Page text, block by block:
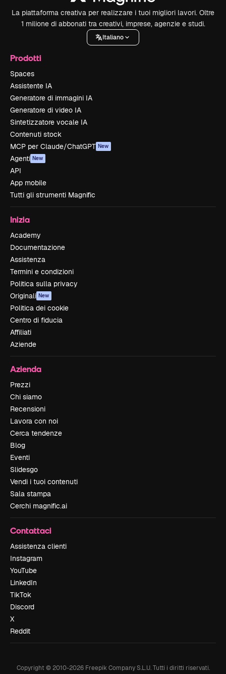
La piattaforma creativa per realizzare i tuoi migliori lavori. Oltre
1 milione di abbonati tra creativi, imprese, agenzie e studi.
Italiano
Prodotti
Spaces
Assistente IA
Generatore di immagini IA
Generatore di video IA
Sintetizzatore vocale IA
Contenuti stock
MCP per Claude/ChatGPT New
Agenti New
API
App mobile
Tutti gli strumenti Magnific
Inizia
Academy
Documentazione
Assistenza
Termini e condizioni
Politica sulla privacy
Originali New
Politica dei cookie
Centro di fiducia
Affiliati
Aziende
Azienda
Prezzi
Chi siamo
Recensioni
Lavora con noi
Cerca tendenze
Blog
Eventi
Slidesgo
Vendi i tuoi contenuti
Sala stampa
Cerchi magnific.ai
Contattaci
Assistenza clienti
Instagram
YouTube
LinkedIn
TikTok
Discord
X
Reddit
Copyright © 2010-2026Freepik Company S.L.U. Tutti i diritti riservati.